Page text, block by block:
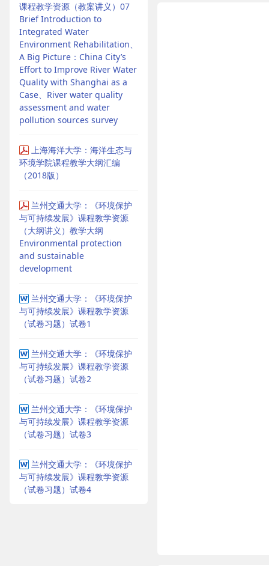
课程教学资源（教案讲义）07
Brief Introduction to
Integrated Water
Environment Rehabilitation、
A Big Picture：China City’s
Effort to Improve River Water
Quality with Shanghai as a
Case、River water quality
assessment and water
pollution sources survey
上海海洋大学：海洋生态与
环境学院课程教学大纲汇编
（2018版）
兰州交通大学：《环境保护
与可持续发展》课程教学资源
（大纲讲义）教学大纲
Environmental protection
and sustainable
development
兰州交通大学：《环境保护
与可持续发展》课程教学资源
（试卷习题）试卷1
兰州交通大学：《环境保护
与可持续发展》课程教学资源
（试卷习题）试卷2
兰州交通大学：《环境保护
与可持续发展》课程教学资源
（试卷习题）试卷3
兰州交通大学：《环境保护
与可持续发展》课程教学资源
（试卷习题）试卷4